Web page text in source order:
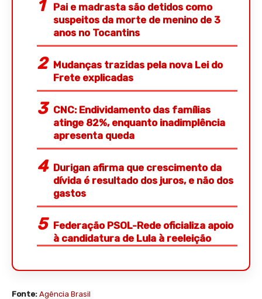
Pai e madrasta são detidos como
suspeitos da morte de menino de 3
anos no Tocantins
Mudanças trazidas pela nova Lei do
Frete explicadas
CNC: Endividamento das famílias
atinge 82%, enquanto inadimplência
apresenta queda
Durigan afirma que crescimento da
dívida é resultado dos juros, e não dos
gastos
Federação PSOL-Rede oficializa apoio
à candidatura de Lula à reeleição
Fonte: Agência Brasil